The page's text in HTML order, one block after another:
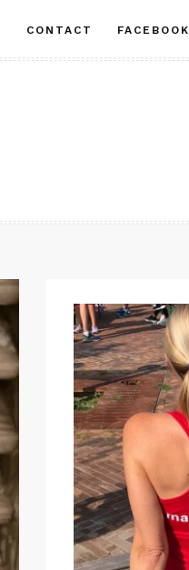
CONTACT FACEBOOK